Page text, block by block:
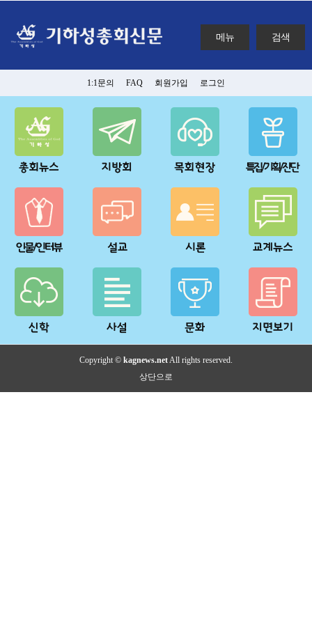
메뉴 검색
1:1문의 FAQ 회원가입 로그인
Copyright © kagnews.netAll rights reserved.
상단으로